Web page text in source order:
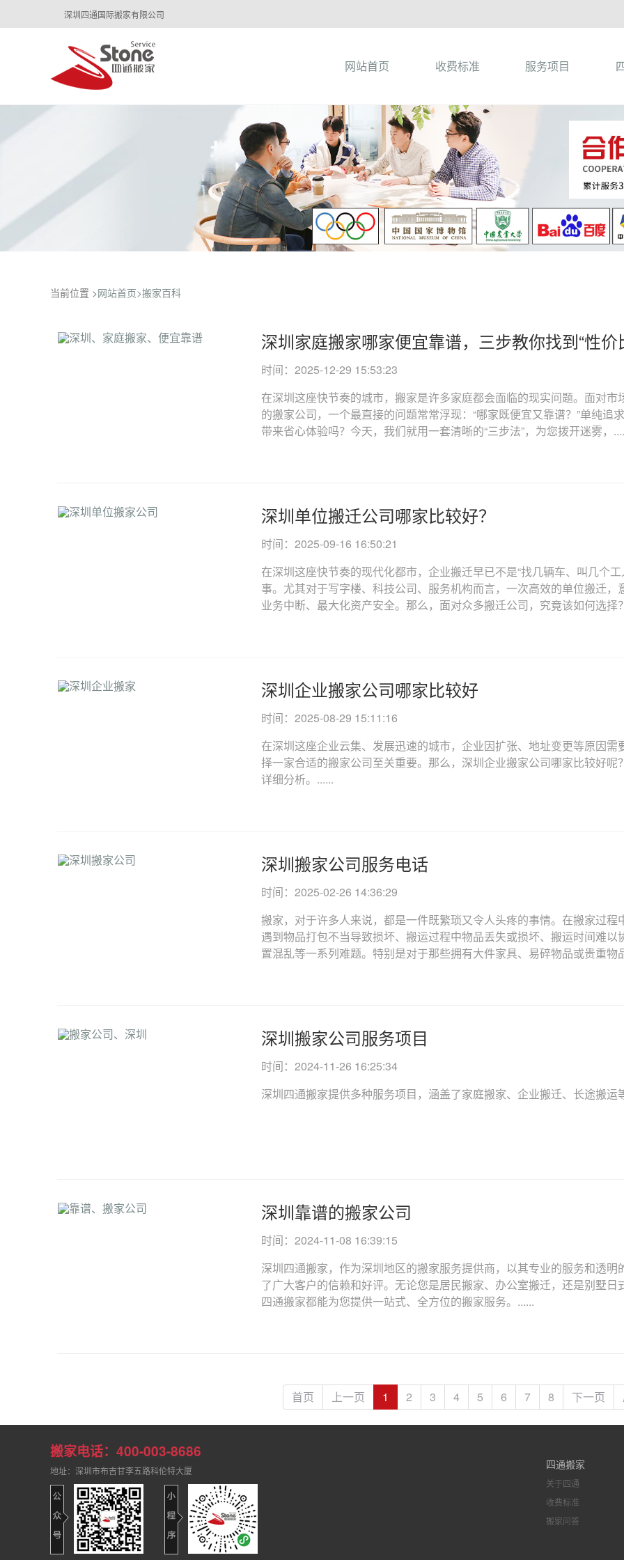
深圳四通国际搬家有限公司
网站首页 收费标准 服务项目
当前位置 >网站首页>搬家百科
深圳家庭搬家哪家便宜靠谱，三步教你找到“性价
时间：2025-12-29 15:53:23
在深圳这座快节奏的城市，搬家是许多家庭都会面临的现实问题。面对市
的搬家公司，一个最直接的问题常常浮现：“哪家既便宜又靠谱？”单纯追
带来省心体验吗？今天，我们就用一套清晰的“三步法”，为您拨开迷雾，
深圳单位搬迁公司哪家比较好？
时间：2025-09-16 16:50:21
在深圳这座快节奏的现代化都市，企业搬迁早已不是“找几辆车、叫几个工
事。尤其对于写字楼、科技公司、服务机构而言，一次高效的单位搬迁，
业务中断、最大化资产安全。那么，面对众多搬迁公司，究竟该如何选择
深圳企业搬家公司哪家比较好
时间：2025-08-29 15:11:16
在深圳这座企业云集、发展迅速的城市，企业因扩张、地址变更等原因需
择一家合适的搬家公司至关重要。那么，深圳企业搬家公司哪家比较好呢
详细分析。......
深圳搬家公司服务电话
时间：2025-02-26 14:36:29
搬家，对于许多人来说，都是一件既繁琐又令人头疼的事情。在搬家过程
遇到物品打包不当导致损坏、搬运过程中物品丢失或损坏、搬运时间难以
置混乱等一系列难题。特别是对于那些拥有大件家具、易碎物品或贵重物
深圳搬家公司服务项目
时间：2024-11-26 16:25:34
深圳四通搬家提供多种服务项目，涵盖了家庭搬家、企业搬迁、长途搬运
深圳靠谱的搬家公司
时间：2024-11-08 16:39:15
深圳四通搬家，作为深圳地区的搬家服务提供商，以其专业的服务和透明
了广大客户的信赖和好评。无论您是居民搬家、办公室搬迁，还是别墅日
四通搬家都能为您提供一站式、全方位的搬家服务。......
首页 上一页 1 2 3 4 5 6 7 8 下一页
搬家电话：400-003-8686
地址：深圳市布吉甘李五路科伦特大厦 四通搬家
关于四通
收费标准
搬家问答